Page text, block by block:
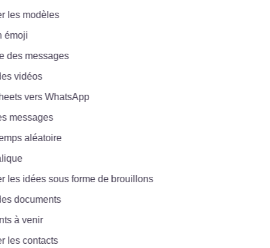
modèles
messages
vidéos
vers WhatsApp
aléatoire
idées sous forme de brouillons
documents
à venir
contacts